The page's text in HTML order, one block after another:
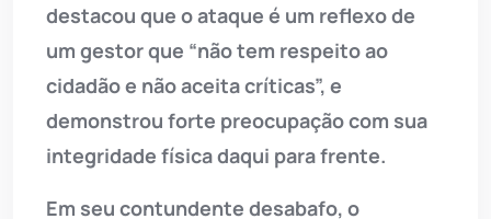
destacou que o ataque é um reflexo de
um gestor que “não tem respeito ao
cidadão e não aceita críticas”, e
demonstrou forte preocupação com sua
integridade física daqui para frente.
Em seu contundente desabafo, o